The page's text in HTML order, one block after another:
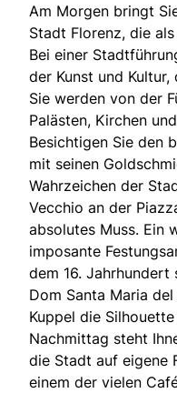
Am Morgen bringt
Stadt Florenz, die
Bei einer
der Kunst und
Sie werden von der
Palästen, Kirchen
Besichtigen Sie den
mit seinen
Wahrzeichen der
Vecchio an der
absolutes Muss. Ein
imposante
dem 16.
Dom Santa Maria
Kuppel die
Nachmittag steht
die Stadt auf eigene
einem der vielen